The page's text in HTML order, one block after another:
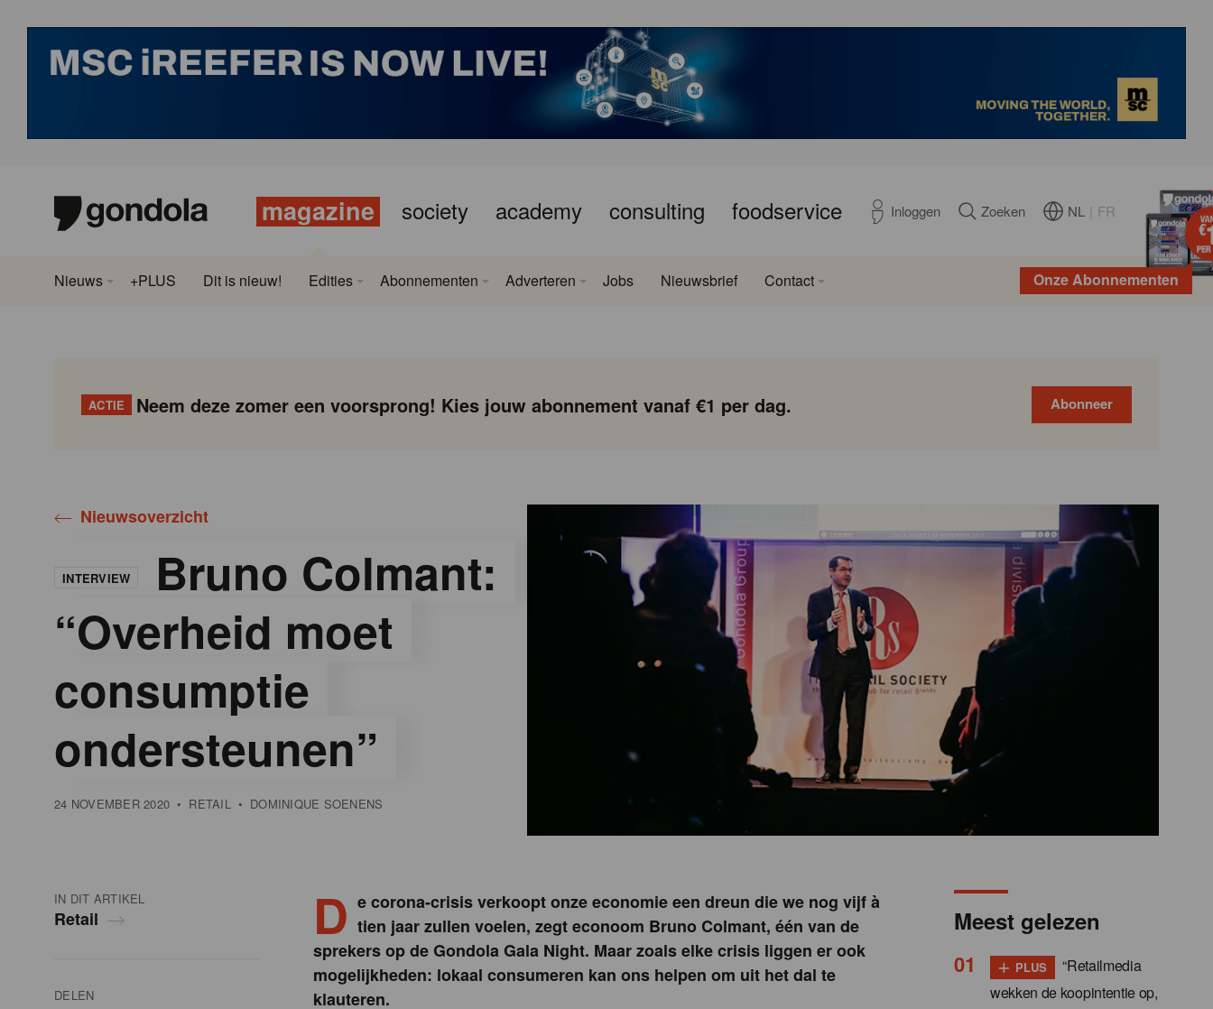
magazine society academy consulting foodservice Inloggen Zoeken NL FR
Onze Abonnementen
Nieuws +PLUS Dit is nieuw! Edities Abonnementen Adverteren Jobs Nieuwsbrief Contact
ACTIE Neem deze zomer een voorsprong! Kies jouw abonnement vanaf €1 per dag. Abonneer
Nieuwsoverzicht
INTERVIEW
Bruno Colmant:
“Overheid moet
consumptie
ondersteunen”
24 NOVEMBER 2020 • RETAIL • DOMINIQUE SOENENS
IN DIT ARTIKEL
Retail
DELEN
D e corona-crisis verkoopt onze economie een dreun die we nog vijf à
tien jaar zullen voelen, zegt econoom Bruno Colmant, één van de
sprekers op de Gondola Gala Night. Maar zoals elke crisis liggen er ook
mogelijkheden: lokaal consumeren kan ons helpen om uit het dal te
klauteren.
Meest gelezen
+ PLUS
“Retailmedia
wekken de koopintentie op,